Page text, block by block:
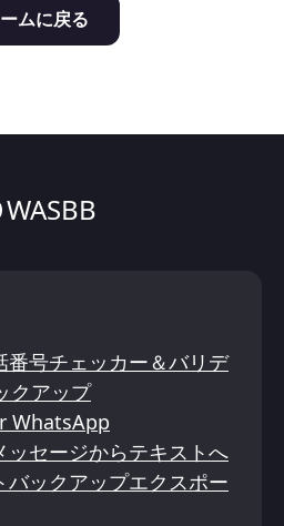
ムに戻る
WASBB
号チェッカー＆バリデ
クアップ
WhatsApp
セージからテキストへ
ックアップエクスポー